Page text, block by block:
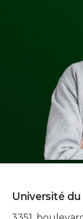
Université du